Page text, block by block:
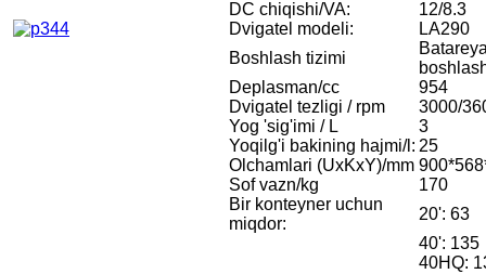
DC chiqishi/VA:
12/8.3
Dvigatel modeli:
LA290
Boshlash tizimi
Deplasman/cc
954
Dvigatel tezligi / rpm
3000/
Yog 'sig'imi / L
3
Yoqilg'i bakining hajmi/l: 25
Olchamlari (UxKxY)/mm
Sof vazn/kg
170
Bir konteyner uchun
miqdor:
20': 63
40': 135
40HQ: